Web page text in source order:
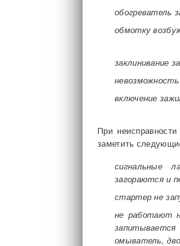
обогреватель
обмотку
заклинивание
невозможность
включение
При
заметить
сигнальные
загораются и
стартер не
не работают
омыватель,